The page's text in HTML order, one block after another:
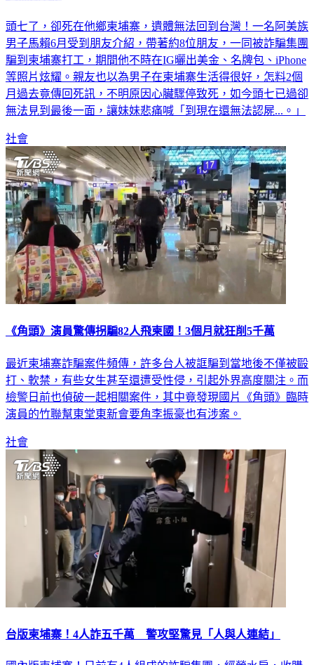
頭七了，卻死在他鄉柬埔寨，遺體無法回到台灣！一名阿美族
男子馬賴6月受到朋友介紹，帶著約8位朋友，一同被詐騙集團
騙到柬埔寨打工，期間他不時在IG曬出美金、名牌包、iPhone
等照片炫耀。親友也以為男子在柬埔寨生活得很好，怎料2個
月過去竟傳回死訊，不明原因心臟驟停致死，如今頭七已過卻
無法見到最後一面，讓妹妹悲痛喊「到現在還無法認屍...。」
社會
《角頭》演員驚傳拐騙82人飛柬國！3個月就狂削5千萬
最近柬埔寨詐騙案件頻傳，許多台人被誆騙到當地後不僅被毆
打、軟禁，有些女生甚至還遭受性侵，引起外界高度關注。而
檢警日前也偵破一起相關案件，其中竟發現國片《角頭》臨時
演員的竹聯幫東堂東新會要角李振豪也有涉案。
社會
台版柬埔寨！4人詐五千萬 警攻堅驚見「人與人連結」